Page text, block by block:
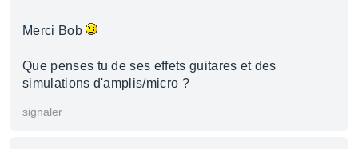
Merci Bob
Que penses tu de ses effets guitares et des
simulations d'amplis/micro ?
signaler